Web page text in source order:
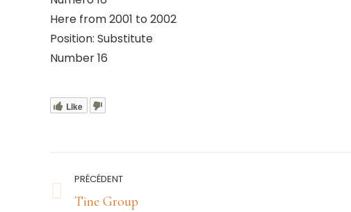
Here from 2001 to 2002
Position: Substitute
Number 16
Like
Navigation
article
PRÉCÉDENT
Article
Tine Group